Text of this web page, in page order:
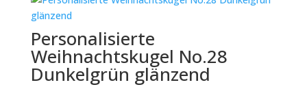
Personalisierte
Weihnachtskugel No.28
Dunkelgrün glänzend